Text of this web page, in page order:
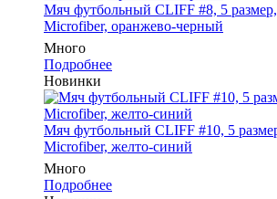
Мяч футбольный CLIFF #8, 5
Microfiber, оранжево-черный
Много
Подробнее
Новинки
Мяч футбольный CLIFF #10, 5
Microfiber, желто-синий
Много
Подробнее